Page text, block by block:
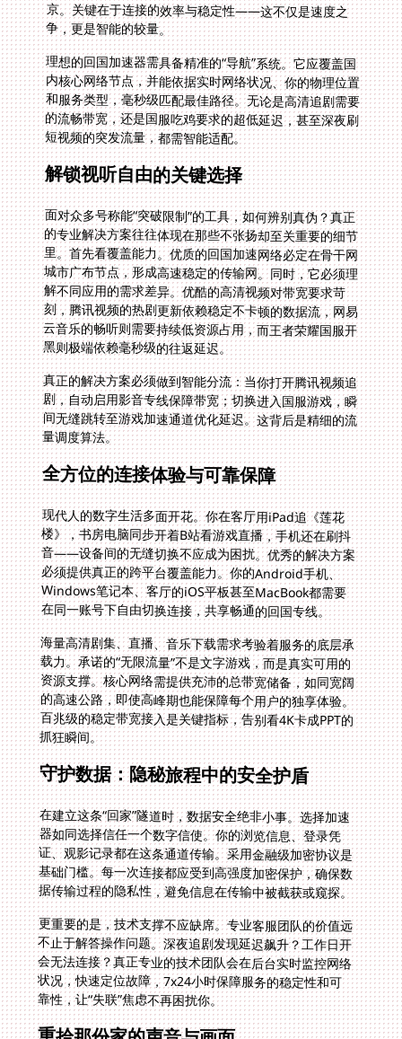
争，更是智能的较量。
理想的回国加速器需具备精准的“导航”系统。它应覆盖国
内核心网络节点，并能依据实时网络状况、你的物理位置
和服务类型，毫秒级匹配最佳路径。无论是高清追剧需要
的流畅带宽，还是国服吃鸡要求的超低延迟，甚至深夜刷
短视频的突发流量，都需智能适配。
解锁视听自由的关键选择
面对众多号称能“突破限制”的工具，如何辨别真伪？真正
的专业解决方案往往体现在那些不张扬却至关重要的细节
里。首先看覆盖能力。优质的回国加速网络必定在骨干网
城市广布节点，形成高速稳定的传输网。同时，它必须理
解不同应用的需求差异。优酷的高清视频对带宽要求苛
刻，腾讯视频的热剧更新依赖稳定不卡顿的数据流，网易
云音乐的畅听则需要持续低资源占用，而王者荣耀国服开
黑则极端依赖毫秒级的往返延迟。
真正的解决方案必须做到智能分流：当你打开腾讯视频追
剧，自动启用影音专线保障带宽；切换进入国服游戏，瞬
间无缝跳转至游戏加速通道优化延迟。这背后是精细的流
量调度算法。
全方位的连接体验与可靠保障
现代人的数字生活多面开花。你在客厅用iPad追《莲花
楼》，书房电脑同步开着B站看游戏直播，手机还在刷抖
音——设备间的无缝切换不应成为困扰。优秀的解决方案
必须提供真正的跨平台覆盖能力。你的Android手机、
Windows笔记本、客厅的iOS平板甚至MacBook都需要
在同一账号下自由切换连接，共享畅通的回国专线。
海量高清剧集、直播、音乐下载需求考验着服务的底层承
载力。承诺的“无限流量”不是文字游戏，而是真实可用的
资源支撑。核心网络需提供充沛的总带宽储备，如同宽阔
的高速公路，即使高峰期也能保障每个用户的独享体验。
百兆级的稳定带宽接入是关键指标，告别看4K卡成PPT的
抓狂瞬间。
守护数据：隐秘旅程中的安全护盾
在建立这条“回家”隧道时，数据安全绝非小事。选择加速
器如同选择信任一个数字信使。你的浏览信息、登录凭
证、观影记录都在这条通道传输。采用金融级加密协议是
基础门槛。每一次连接都应受到高强度加密保护，确保数
据传输过程的隐私性，避免信息在传输中被截获或窥探。
更重要的是，技术支撑不应缺席。专业客服团队的价值远
不止于解答操作问题。深夜追剧发现延迟飙升？工作日开
会无法连接？真正专业的技术团队会在后台实时监控网络
状况，快速定位故障，7x24小时保障服务的稳定性和可
靠性，让“失联”焦虑不再困扰你。